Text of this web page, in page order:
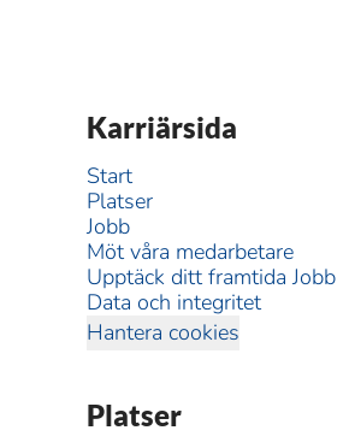
Karriärsida
Start
Platser
Jobb
Möt våra medarbetare
Upptäck ditt framtida Jobb
Data och integritet
Hantera cookies
Platser